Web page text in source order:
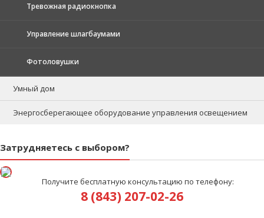
Тревожная радиокнопка
Управление шлагбаумами
Фотоловушки
Умный дом
Энергосберегающее оборудование управления освещением
Затрудняетесь с выбором?
Получите бесплатную консультацию по телефону:
8 (843) 207-02-26